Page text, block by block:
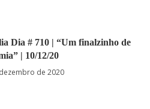
Dia # 710 | “Um finalzinho de
| 10/12/20
de 2020